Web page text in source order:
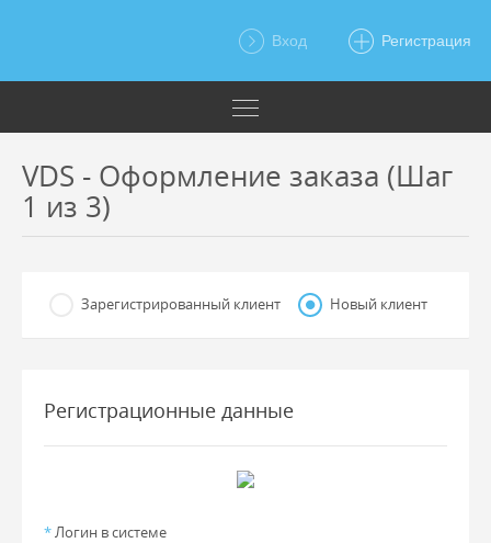
Вход Регистрация
VDS - Оформление заказа (Шаг
1 из 3)
Зарегистрированный клиент Новый клиент
Регистрационные данные
*Логин в системе